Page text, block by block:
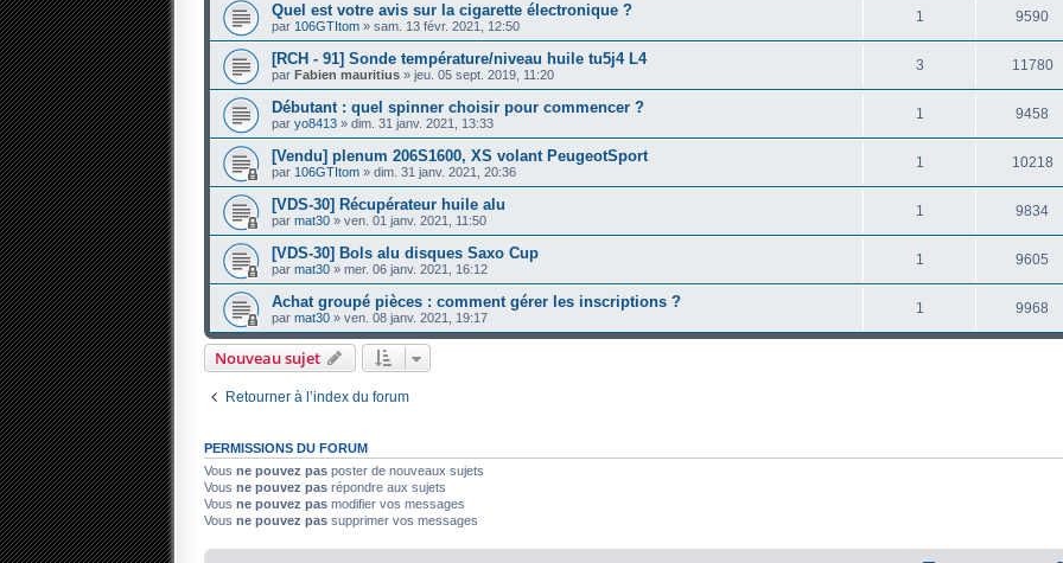
Quel est votre avis sur la cigarette électronique ?
par 106GTItom » sam. 13 févr. 2021, 12:50
1 9590
[RCH - 91] Sonde température/niveau huile tu5j4 L4
par Fabien mauritius » jeu. 05 sept. 2019, 11:20
3 11780
Débutant : quel spinner choisir pour commencer ?
par yo8413 » dim. 31 janv. 2021, 13:33
1 9458
[Vendu] plenum 206S1600, XS volant PeugeotSport
par 106GTItom » dim. 31 janv. 2021, 20:36
1 10218
[VDS-30] Récupérateur huile alu
par mat30 » ven. 01 janv. 2021, 11:50
1 9834
[VDS-30] Bols alu disques Saxo Cup
par mat30 » mer. 06 janv. 2021, 16:12
1 9605
Achat groupé pièces : comment gérer les inscriptions ?
par mat30 » ven. 08 janv. 2021, 19:17
1 9968
Nouveau sujet
Retourner à l’index du forum
PERMISSIONS DU FORUM
Vous ne pouvez pas poster de nouveaux sujets
Vous ne pouvez pas répondre aux sujets
Vous ne pouvez pas modifier vos messages
Vous ne pouvez pas supprimer vos messages